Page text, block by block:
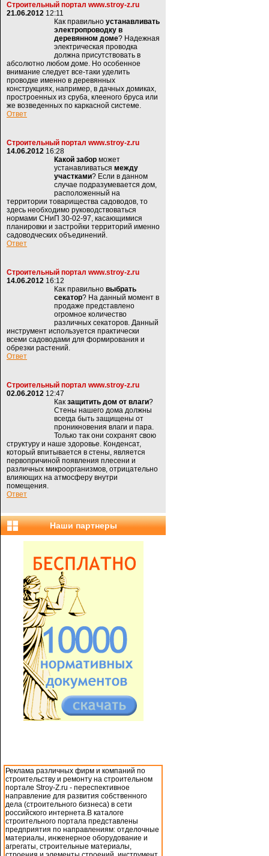
Строительный портал www.stroy-z.ru
21.06.2012 12:11
Как правильно устанавливать
электропроводку в
деревянном доме? Надежная
электрическая проводка
должна присутствовать в
абсолютно любом доме. Но особенное
внимание следует все-таки уделить
проводке именно в деревянных
конструкциях, например, в дачных домиках,
простроенных из сруба, клееного бруса или
же возведенных по каркасной системе.
Ответ
Строительный портал www.stroy-z.ru
14.06.2012 16:28
Какой забор может
устанавливаться между
участками? Если в данном
случае подразумевается дом,
расположенный на
территории товарищества садоводов, то
здесь необходимо руководствоваться
нормами СНиП 30-02-97, касающимися
планировки и застройки территорий именно
садоводческих объединений.
Ответ
Строительный портал www.stroy-z.ru
14.06.2012 16:12
Как правильно выбрать
секатор? На данный момент в
продаже представлено
огромное количество
различных секаторов. Данный
инструмент используется практически
всеми садоводами для формирования и
обрезки растений.
Ответ
Строительный портал www.stroy-z.ru
02.06.2012 12:47
Как защитить дом от влаги?
Стены нашего дома должны
всегда быть защищены от
проникновения влаги и пара.
Только так они сохранят свою
структуру и наше здоровье. Конденсат,
который впитывается в стены, является
первопричиной появления плесени и
различных микроорганизмов, отрицательно
влияющих на атмосферу внутри
помещения.
Ответ
Наши партнеры
Реклама различных фирм и компаний по
строительству и ремонту на строительном
портале Stroy-Z.ru - переспективное
направление для развития собственного
дела (строительного бизнеса) в сети
российского интернета.В каталоге
строительного портала представлены
предприятия по направлениям: отделочные
материалы, инженерное оборудование и
агрегаты, строительные материалы,